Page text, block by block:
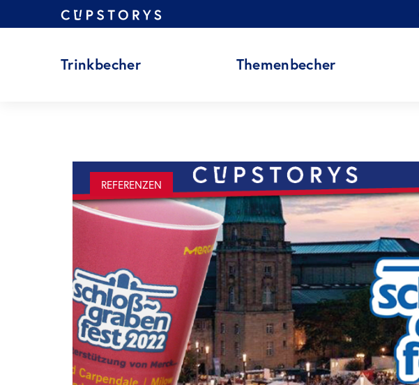
Zum
Inhalt
Trinkbecher Themenbecher
REFERENZEN